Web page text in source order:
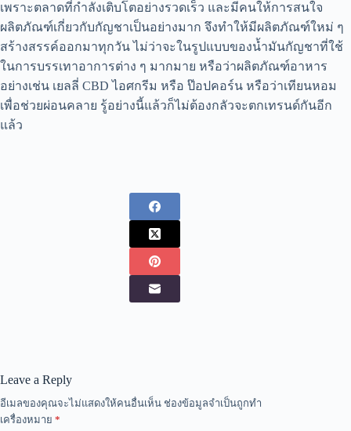
เพราะตลาดที่กำลังเติบโตอย่างรวดเร็ว และมีคนให้การสนใจ
ผลิตภัณฑ์เกี่ยวกับกัญชาเป็นอย่างมาก จึงทำให้มีผลิตภัณฑ์ใหม่ ๆ
สร้างสรรค์ออกมาทุกวัน ไม่ว่าจะในรูปแบบของน้ำมันกัญชาที่ใช้
ในการบรรเทาอาการต่าง ๆ มากมาย หรือว่าผลิตภัณฑ์อาหาร
อย่างเช่น เยลลี่ CBD ไอศกรีม หรือ ป๊อปคอร์น หรือว่าเทียนหอม
เพื่อช่วยผ่อนคลาย รู้อย่างนี้แล้วก็ไม่ต้องกลัวจะตกเทรนด์กันอีก
แล้ว
Leave a Reply
อีเมลของคุณจะไม่แสดงให้คนอื่นเห็น ช่องข้อมูลจำเป็นถูกทำ
เครื่องหมาย *